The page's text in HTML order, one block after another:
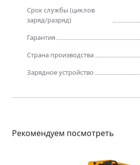
Срок службы (циклов
заряд/разряд)
Гарантия
Страна производства
Зарядное устройство
Рекомендуем посмотреть